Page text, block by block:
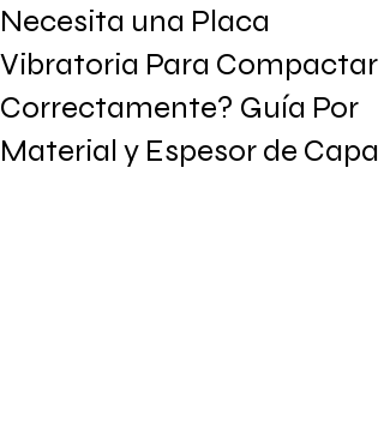
Necesita una Placa
Vibratoria Para Compactar
Correctamente? Guía Por
Material y Espesor de Capa